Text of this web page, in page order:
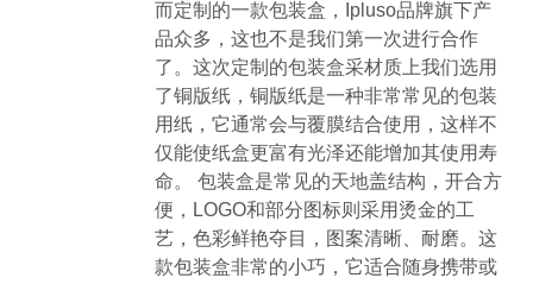
而定制的一款包装盒，Ipluso品牌旗下产
品众多，这也不是我们第一次进行合作
了。这次定制的包装盒采材质上我们选用
了铜版纸，铜版纸是一种非常常见的包装
用纸，它通常会与覆膜结合使用，这样不
仅能使纸盒更富有光泽还能增加其使用寿
命。 包装盒是常见的天地盖结构，开合方
便，LOGO和部分图标则采用烫金的工
艺，色彩鲜艳夺目，图案清晰、耐磨。这
款包装盒非常的小巧，它适合随身携带或